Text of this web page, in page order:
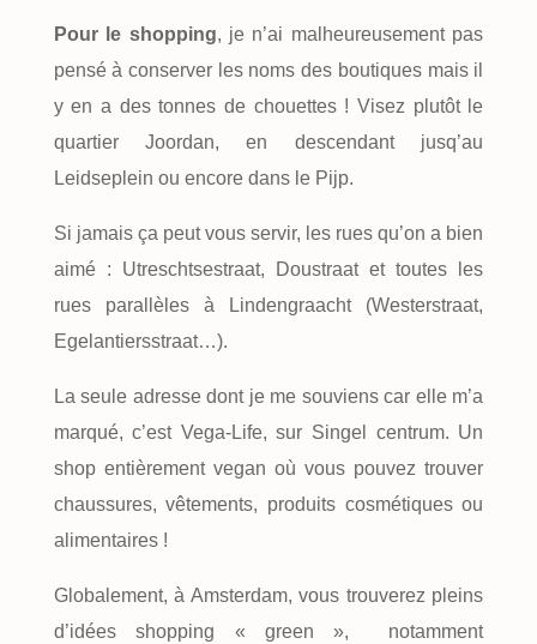
Pour le shopping, je n’ai malheureusement pas
pensé à conserver les noms des boutiques mais il
y en a des tonnes de chouettes ! Visez plutôt le
quartier Joordan, en descendant jusq’au
Leidseplein ou encore dans le Pijp.
Si jamais ça peut vous servir, les rues qu’on a bien
aimé : Utreschtsestraat, Doustraat et toutes les
rues parallèles à Lindengraacht (Westerstraat,
Egelantiersstraat…).
La seule adresse dont je me souviens car elle m’a
marqué, c’est Vega-Life, sur Singel centrum. Un
shop entièrement vegan où vous pouvez trouver
chaussures, vêtements, produits cosmétiques ou
alimentaires !
Globalement, à Amsterdam, vous trouverez pleins
d’idées shopping « green », notamment